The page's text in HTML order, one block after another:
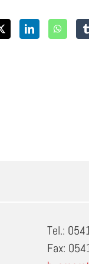
Tel.:
Fax: